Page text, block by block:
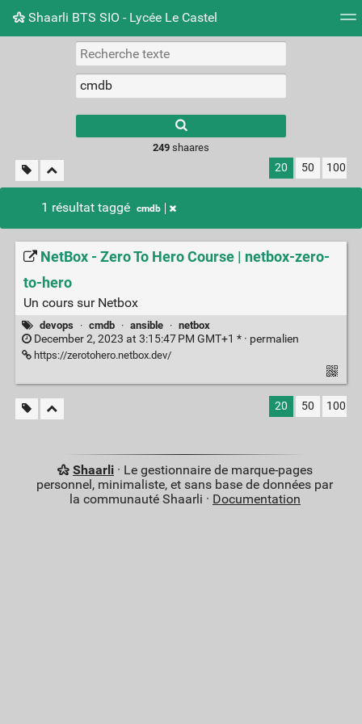
Shaarli BTS SIO - Lycée Le Castel
Nuage de tags Mur d'images
249shaares
20 50 100
1 résultat taggé cmdb
NetBox - Zero To Hero Course | netbox-zero-
to-hero
Un cours sur Netbox
devops · cmdb · ansible · netbox
December 2, 2023 at 3:15:47 PM GMT+1 * · permalien
https://zerotohero.netbox.dev/
20 50 100
Shaarli· Le gestionnaire de marque-pages
personnel, minimaliste, et sans base de données par
la communauté Shaarli · Documentation